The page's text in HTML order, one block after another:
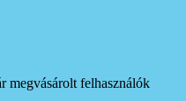
megvásárolt felhasználók